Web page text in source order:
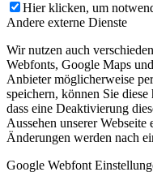
Hier klicken, um
Andere externe Dienste
Wir nutzen auch
Webfonts, Google Maps
Anbieter möglicherweise
speichern, können Sie
dass eine Deaktivierung
Aussehen unserer
Änderungen werden nach
Google Webfont